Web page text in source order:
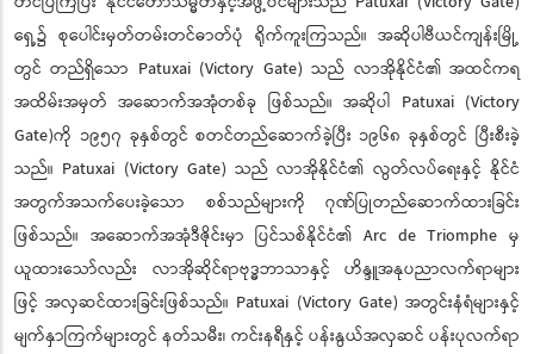
ရှေ့၌ စုပေါင်းမှတ်တမ်းတင်ဓာတ်ပုံ ရိုက်ကူးကြသည်။ အဆိုပါဗီယင်ကျန်းမြို့
တွင် တည်ရှိသော Patuxai (Victory Gate) သည် လာအိုနိုင်ငံ၏ အထင်ကရ
အထိမ်းအမှတ် အဆောက်အအုံတစ်ခု ဖြစ်သည်။ အဆိုပါ Patuxai (Victory
Gate)ကို ၁၉၅၇ ခုနှစ်တွင် စတင်တည်ဆောက်ခဲ့ပီး ၁၉၆၈ ခုနှစ်တွင် ပီးစီးခဲ့
သည်။ Patuxai (Victory Gate) သည် လာအိုနိုင်ငံ၏ လွတ်လပ်ရေးနှင့် နိုင်ငံ
အတွက်အသက်ပေးခဲ့သော စစ်သည်များကို ဂုဏ်ပြုတည်ဆောက်ထားခြင်း
ဖြစ်သည်။ အဆောက်အအုံဒီဇိုင်းမှာ ပြင်သစ်နိုင်ငံ၏ Arc de Triomphe မှ
ယူထားသော်လည်း လာအိုဆိုင်ရာဗုဒဘာသာနှင့် ဟိန္ဒူအနုပညာလက်ရာများ
ဖြင့် အလှဆင်ထားခြင်းဖြစ်သည်။ Patuxai (Victory Gate) အတွင်းနံရံများနှင့်
မျက်နှာကြက်များတွင် နတ်သမီး၊ ကင်းနရီနှင့် ပန်းနွယ်အလှဆင် ပန်းပုလက်ရာ